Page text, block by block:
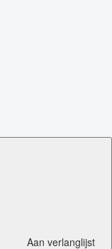
Aan verlanglijst